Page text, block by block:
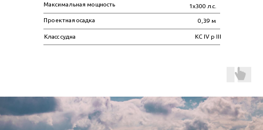
КС IV p III
Класс судна
0,39 м
Проектная осадка
1х300 л.с.
Максимальная мощность